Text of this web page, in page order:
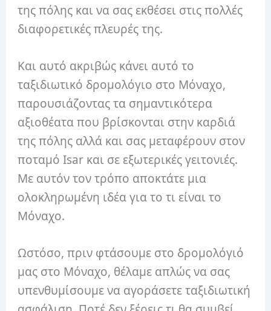
της πόλης και να σας εκθέσει στις πολλές
διαφορετικές πλευρές της.
Και αυτό ακριβώς κάνει αυτό το
ταξιδιωτικό δρομολόγιο στο Μόναχο,
παρουσιάζοντας τα σημαντικότερα
αξιοθέατα που βρίσκονται στην καρδιά
της πόλης αλλά και σας μεταφέρουν στον
ποταμό Isar και σε εξωτερικές γειτονιές.
Με αυτόν τον τρόπο αποκτάτε μια
ολοκληρωμένη ιδέα για το τι είναι το
Μόναχο.
Ωστόσο, πριν φτάσουμε στο δρομολόγιό
μας στο Μόναχο, θέλαμε απλώς να σας
υπενθυμίσουμε να αγοράσετε ταξιδιωτική